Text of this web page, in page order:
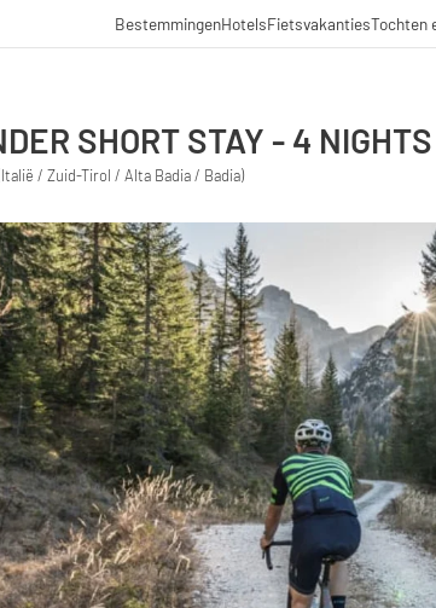
BestemmingenHotelsFietsvakantiesTochten
SHORT STAY - 4 NIGHTS
/ Zuid-Tirol / Alta Badia / Badia)